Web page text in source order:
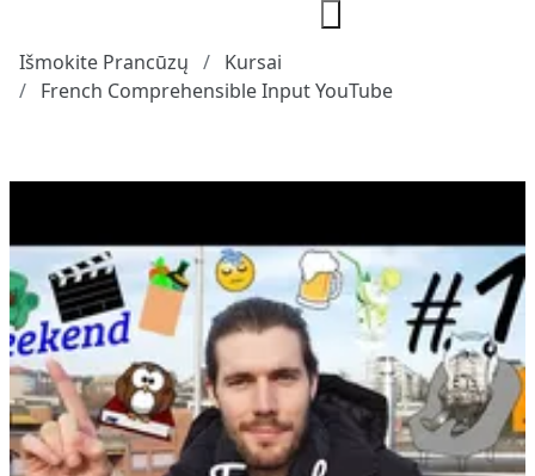
Išmokite Prancūzų
Kursai
French Comprehensible Input YouTube